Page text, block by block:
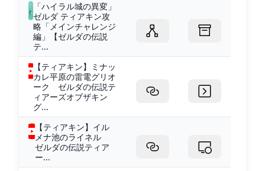
「ハイラル城の異変」
ゼルダ ティアキン攻
略「メインチャレンジ
編」【ゼルダの伝説
テ...
【ティアキン】ミナッ
カレ平原の雷電グリオ
ーク ゼルダの伝説テ
ィアーズオブザキン
グ...
【ティアキン】イル
メナ池のライネル
ゼルダの伝説ティア
ー...